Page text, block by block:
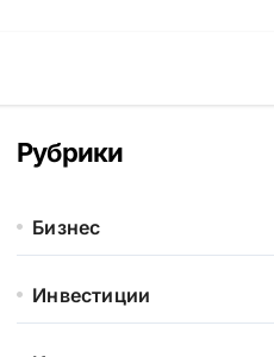
Рубрики
Бизнес
Инвестиции